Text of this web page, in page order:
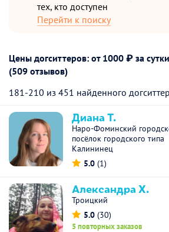
тех, кто доступен
Перейти к поиску
Цены догситтеров: от 1000 ₽ за
(509 отзывов)
181-210 из 451 найденного
Диана Т.
Наро-Фоминский
посёлок городского типа
Калининец
5.0 (1)
Александра Х.
Троицкий
5.0 (30)
5 повторных заказов